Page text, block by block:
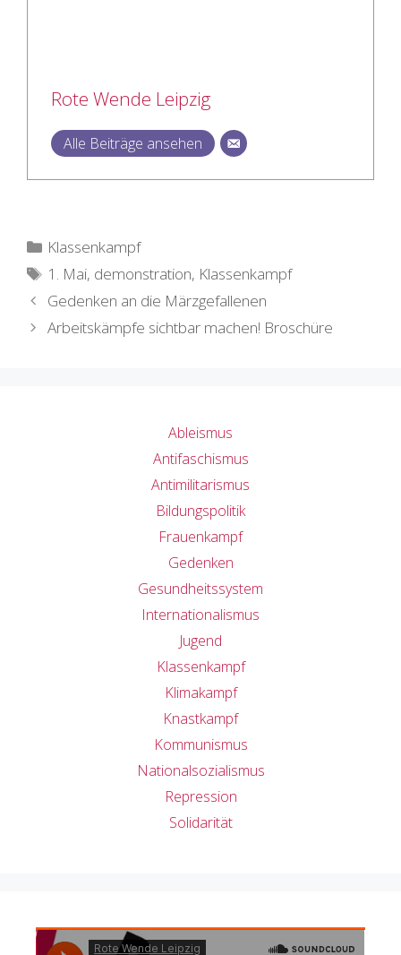
Rote Wende Leipzig
Alle Beiträge ansehen
Kategorien
Klassenkampf
Schlagwörter
1. Mai, demonstration, Klassenkampf
Gedenken an die Märzgefallenen
Arbeitskämpfe sichtbar machen! Broschüre
Ableismus
Antifaschismus
Antimilitarismus
Bildungspolitik
Frauenkampf
Gedenken
Gesundheitssystem
Internationalismus
Jugend
Klassenkampf
Klimakampf
Knastkampf
Kommunismus
Nationalsozialismus
Repression
Solidarität